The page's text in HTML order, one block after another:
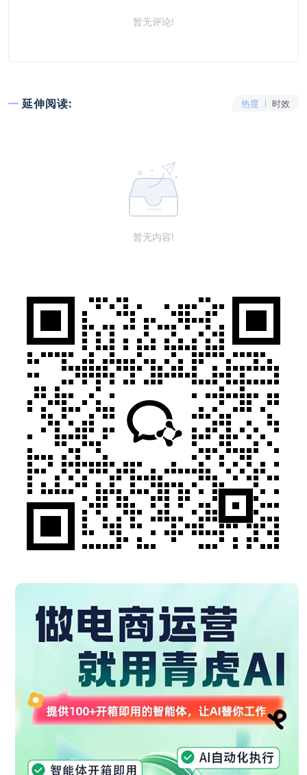
暂无评论!
延伸阅读: 热度 时效
暂无内容!